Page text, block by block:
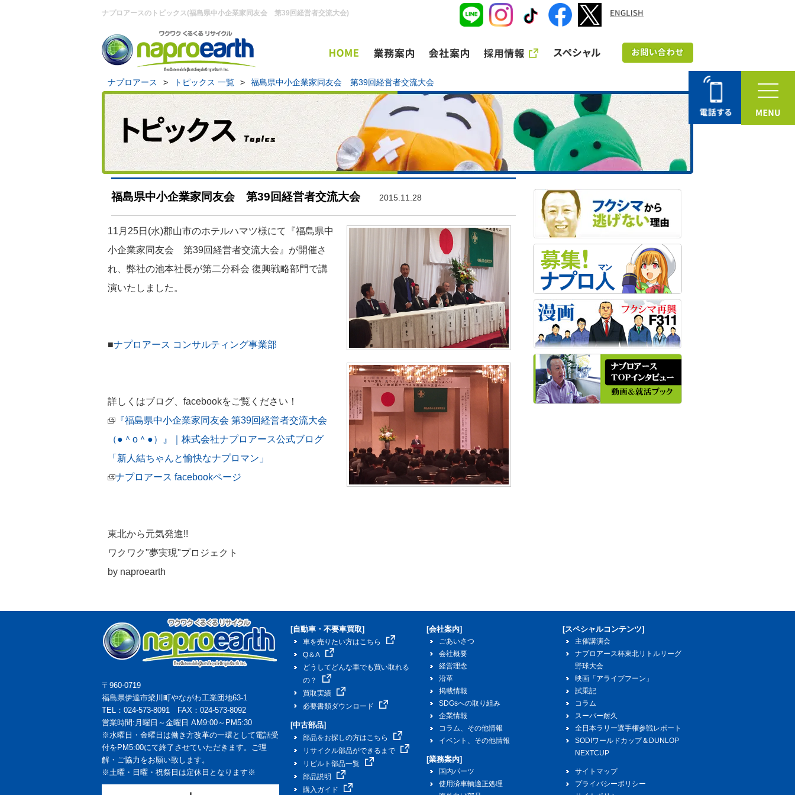
ナプロアースのトピックス(福島県中小企業家同友会 第39回経営者交流大会)
ナプロアース > トピックス 一覧 > 福島県中小企業家同友会 第39回経営者交流大会
福島県中小企業家同友会 第39回経営者交流大会 2015.11.28
11月25日(水)郡山市のホテルハマツ様にて『福島県中
小企業家同友会 第39回経営者交流大会』が開催さ
れ、弊社の池本社長が第二分科会 復興戦略部門で講
演いたしました。
■ナプロアース コンサルティング事業部
詳しくはブログ、facebookをご覧ください！
『福島県中小企業家同友会 第39回経営者交流大会
（●＾o＾●）』｜株式会社ナプロアース公式ブログ
「新人結ちゃんと愉快なナプロマン」
ナプロアース facebookページ
東北から元気発進!!
ワクワク"夢実現"プロジェクト
by naproearth
〒960-0719
福島県伊達市梁川町やながわ工業団地63-1
TEL：024-573-8091 FAX：024-573-8092
営業時間:月曜日～金曜日 AM9:00～PM5:30
※水曜日・金曜日は働き方改革の一環として電話受
付をPM5:00にて終了させていただきます。ご理
解・ご協力をお願い致します。
※土曜・日曜・祝祭日は定休日となります※
[自動車・不要車買取]
車を売りたい方はこちら
Q＆A
どうしてどんな車でも買い取れる
の？
買取実績
必要書類ダウンロード
[中古部品]
部品をお探しの方はこちら
リサイクル部品ができるまで
リビルト部品一覧
部品説明
購入ガイド
[会社案内]
ごあいさつ
会社概要
経営理念
沿革
掲載情報
SDGsへの取り組み
企業情報
コラム、その他情報
イベント、その他情報
[業務案内]
国内パーツ
使用済車輌適正処理
[スペシャルコンテンツ]
主催講演会
ナプロアース杯東北リトルリーグ
野球大会
映画「アライブフーン」
試乗記
コラム
スーパー耐久
全日本ラリー選手権参戦レポート
SODIワールドカップ＆DUNLOP
NEXTCUP
サイトマップ
プライバシーポリシー